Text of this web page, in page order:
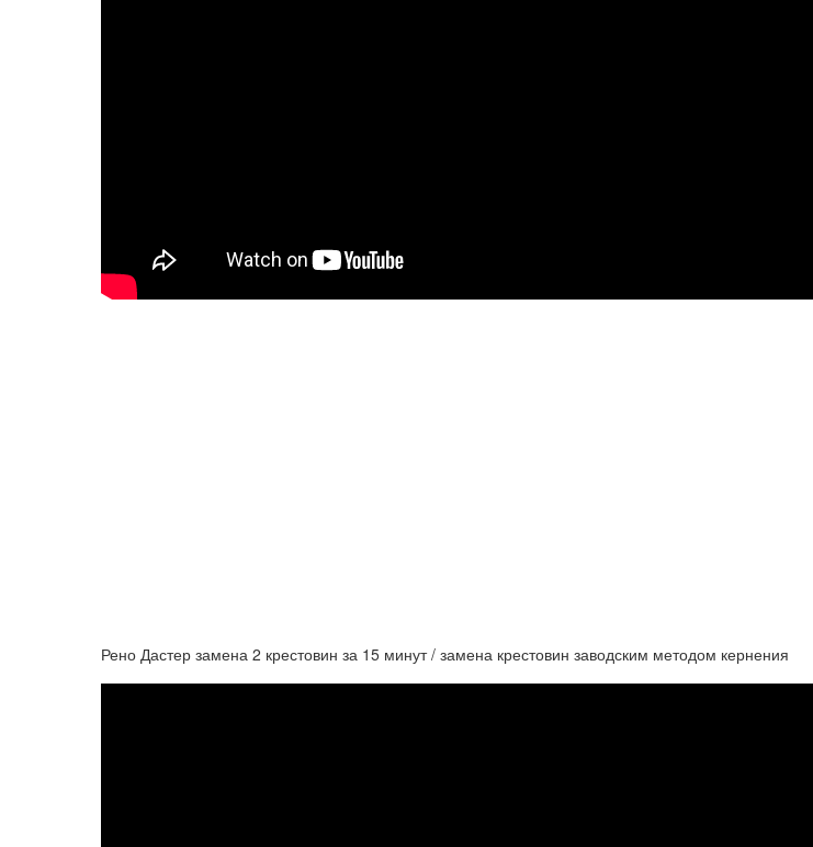
Рено Дастер замена 2 крестовин за 15 минут / замена крестовин заводским методом кернения